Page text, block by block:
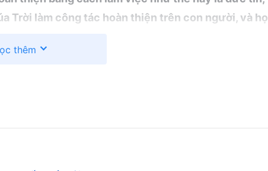
Trời làm công tác hoàn thiện trên con người, và họ
phải có khi điều gì đó không thể được nhìn
về công tác của Đức Chúa Trời, điều được đòi
và đứng vững làm chứng. Khi Gióp đạt đến
ông. Nghĩa là, chỉ từ bên trong đức tin của mình thì
có đức tin thì Đức Chúa Trời sẽ hoàn thiện
thêm